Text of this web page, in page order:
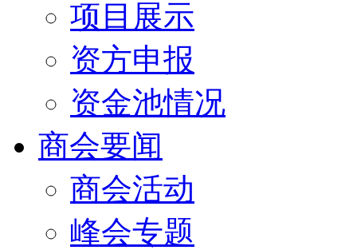
项目展示
资方申报
资金池情况
商会要闻
商会活动
峰会专题